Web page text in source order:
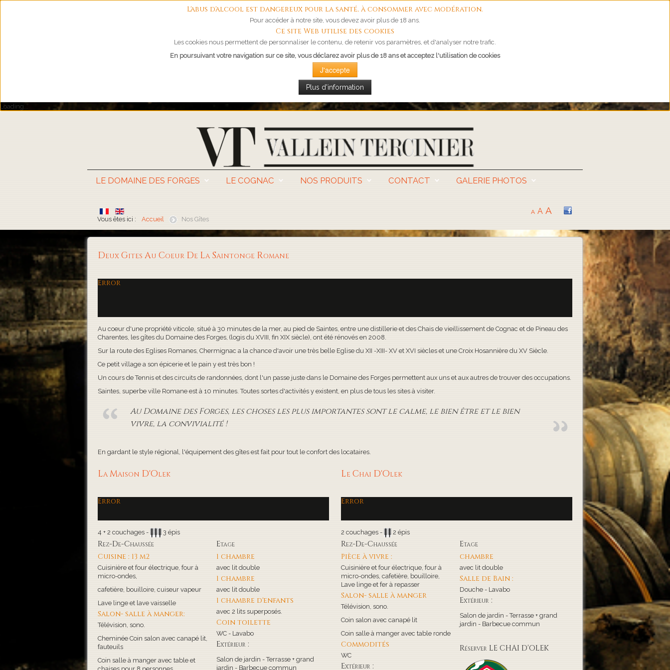
L'abus d'alcool est dangereux pour la santé, à consommer avec modération.
Pour accéder à notre site, vous devez avoir plus de 18 ans.
Ce site Web utilise des cookies
Les cookies nous permettent de personnaliser le contenu, de retenir vos paramètres, et d'analyser notre trafic.
En poursuivant votre navigation sur ce site, vous déclarez avoir plus de 18 ans et acceptez l'utilisation de cookies
J'accepte
Plus d'information
Loading...
LE DOMAINE DES FORGES LE COGNAC NOS PRODUITS CONTACT GALERIE PHOTOS
Vous êtes ici : Accueil Nos Gîtes
A A A
Deux Gites Au Coeur De La Saintonge Romane
Error
Au coeur d'une propriété viticole, situé à 30 minutes de la mer, au pied de Saintes, entre une distillerie et des Chais de vieillissement de Cognac et de Pineau des
Charentes, les gîtes du Domaine des Forges, (logis du XVIII, fin XIX siècle), ont été rénovés en 2008.
Sur la route des Eglises Romanes, Chermignac a la chance d'avoir une très belle Eglise du XII -XIII- XV et XVI siècles et une Croix Hosannière du XV Siècle.
Ce petit village a son épicerie et le pain y est très bon !
Un cours de Tennis et des circuits de randonnées, dont l'un passe juste dans le Domaine des Forges permettent aux uns et aux autres de trouver des occupations.
Saintes, superbe ville Romane est à 10 minutes. Toutes sortes d'activités y existent, en plus de tous les sites à visiter.
Au Domaine des Forges, les choses les plus importantes sont le calme, le bien être et le bien
vivre, la convivialité !
En gardant le style régional, l'équipement des gîtes est fait pour tout le confort des locataires.
La Maison D'Olek
Error
4 + 2 couchages - 3 épis
Rez-De-Chaussée
Cuisine : 13 m2
Cuisinière et four électrique, four à
micro-ondes,
cafetière, bouilloire, cuiseur vapeur
Lave linge et lave vaisselle
Salon- salle à manger:
Télévision, sono.
Cheminée Coin salon avec canapé lit,
fauteuils
Coin salle à manger avec table et
Etage
1 chambre
avec lit double
1 chambre
avec lit double
1 chambre d'enfants
avec 2 lits superposés.
Coin toilette
WC - Lavabo
Extérieur :
Salon de jardin - Terrasse + grand
jardin - Barbecue commun
Le Chai D'Olek
Error
2 couchages - 2 épis
Rez-De-Chaussée
Pièce à vivre :
Cuisinière et four électrique, four à
micro-ondes, cafetière, bouilloire,
Lave linge et fer à repasser
Salon- salle à manger
Télévision, sono.
Coin salon avec canapé lit
Coin salle à manger avec table ronde
Commodités
WC
Extérieur :
Etage
chambre
avec lit double
Salle de Bain :
Douche - Lavabo
Extérieur :
Salon de jardin - Terrasse + grand
jardin - Barbecue commun
Réserver LE CHAI D'OLEK